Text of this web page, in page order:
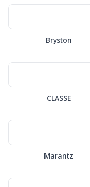
Bryston
CLASSE
Marantz